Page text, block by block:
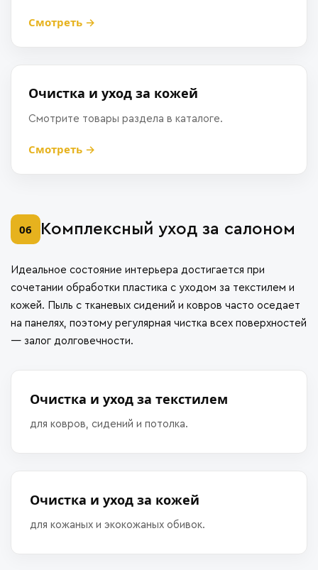
Смотреть →
Очистка и уход за кожей
Смотрите товары раздела в каталоге.
Смотреть →
06 Комплексный уход за салоном
Идеальное состояние интерьера достигается при
сочетании обработки пластика с уходом за текстилем и
кожей. Пыль с тканевых сидений и ковров часто оседает
на панелях, поэтому регулярная чистка всех поверхностей
— залог долговечности.
Очистка и уход за текстилем
для ковров, сидений и потолка.
Очистка и уход за кожей
для кожаных и экокожаных обивок.